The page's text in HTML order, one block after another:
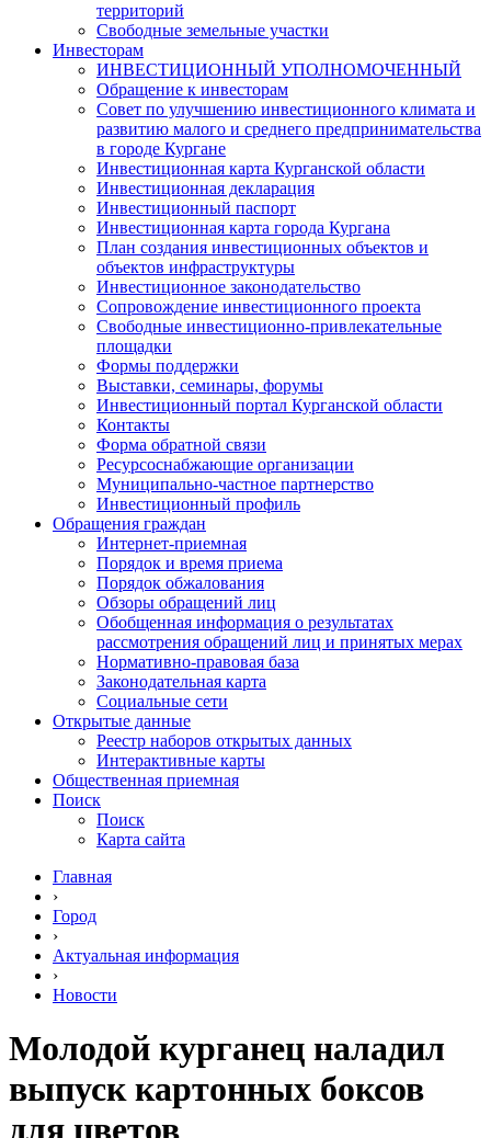
территорий
Свободные земельные участки
Инвесторам
ИНВЕСТИЦИОННЫЙ УПОЛНОМОЧЕННЫЙ
Обращение к инвесторам
Совет по улучшению инвестиционного климата и
развитию малого и среднего предпринимательства
в городе Кургане
Инвестиционная карта Курганской области
Инвестиционная декларация
Инвестиционный паспорт
Инвестиционная карта города Кургана
План создания инвестиционных объектов и
объектов инфраструктуры
Инвестиционное законодательство
Сопровождение инвестиционного проекта
Свободные инвестиционно-привлекательные
площадки
Формы поддержки
Выставки, семинары, форумы
Инвестиционный портал Курганской области
Контакты
Форма обратной связи
Ресурсоснабжающие организации
Муниципально-частное партнерство
Инвестиционный профиль
Обращения граждан
Интернет-приемная
Порядок и время приема
Порядок обжалования
Обзоры обращений лиц
Обобщенная информация о результатах
рассмотрения обращений лиц и принятых мерах
Нормативно-правовая база
Законодательная карта
Социальные сети
Открытые данные
Реестр наборов открытых данных
Интерактивные карты
Общественная приемная
Поиск
Поиск
Карта сайта
Главная
›
Город
›
Актуальная информация
›
Новости
Молодой курганец наладил
выпуск картонных боксов
для цветов